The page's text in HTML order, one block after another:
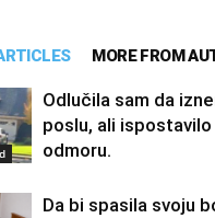
MORE FROM
Odlučila sam da
poslu, ali ispostavilo
odmoru.
Da bi spasila svoju